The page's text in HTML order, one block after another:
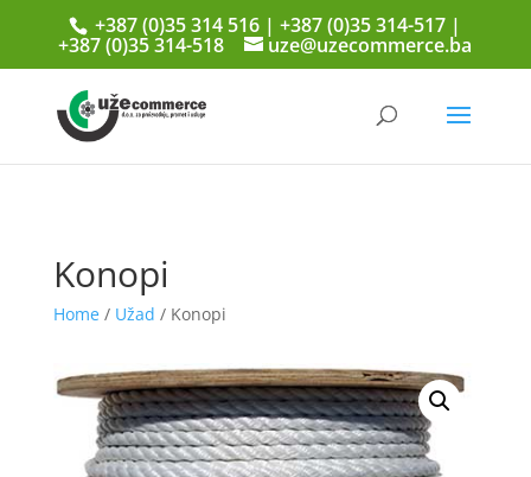
+387 (0)35 314 516 | +387 (0)35 314-517 |
+387 (0)35 314-518 uze@uzecommerce.ba
Konopi
Home/ Užad / Konopi